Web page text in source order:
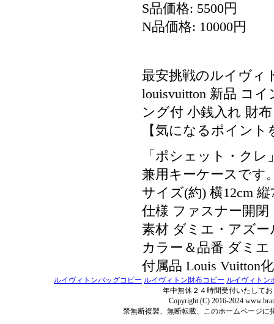
S品価格: 5500円
N品価格: 10000円
最安挑戦のルイヴィ
louisvuitton 新品 コ
ング付 小銭入れ 財
【気になるポイント
「ポシェット・ク
兼用キーケースです
サイズ(約) 横12cm 縦
仕様 ファスナー開閉
素材 ダミエ・アズ
カラー＆品番 ダミエ
付属品 Louis Vuitton
ルイヴィトンバッグコピー ルイヴィトン財布コピー ルイヴィトン
年中無休２４時間受付いたして
Copyright (C) 2016-2024
禁無断複製、無断転載、このホームページ